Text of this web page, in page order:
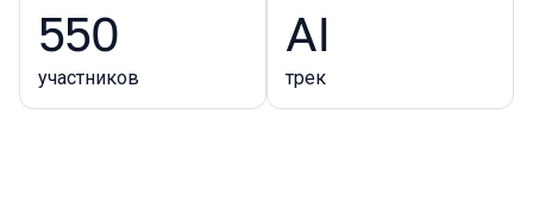
550
участников
AI
трек